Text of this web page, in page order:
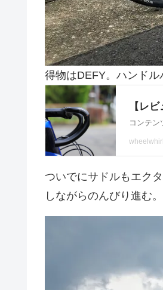
得物はDEFY。ハンドル
ついでにサドルもエク
しながらのんびり進む。